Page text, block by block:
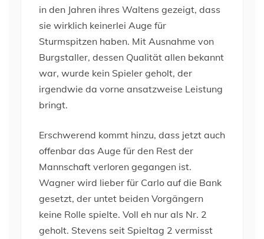
in den Jahren ihres Waltens gezeigt, dass
sie wirklich keinerlei Auge für
Sturmspitzen haben. Mit Ausnahme von
Burgstaller, dessen Qualität allen bekannt
war, wurde kein Spieler geholt, der
irgendwie da vorne ansatzweise Leistung
bringt.
Erschwerend kommt hinzu, dass jetzt auch
offenbar das Auge für den Rest der
Mannschaft verloren gegangen ist.
Wagner wird lieber für Carlo auf die Bank
gesetzt, der untet beiden Vorgängern
keine Rolle spielte. Voll eh nur als Nr. 2
geholt. Stevens seit Spieltag 2 vermisst